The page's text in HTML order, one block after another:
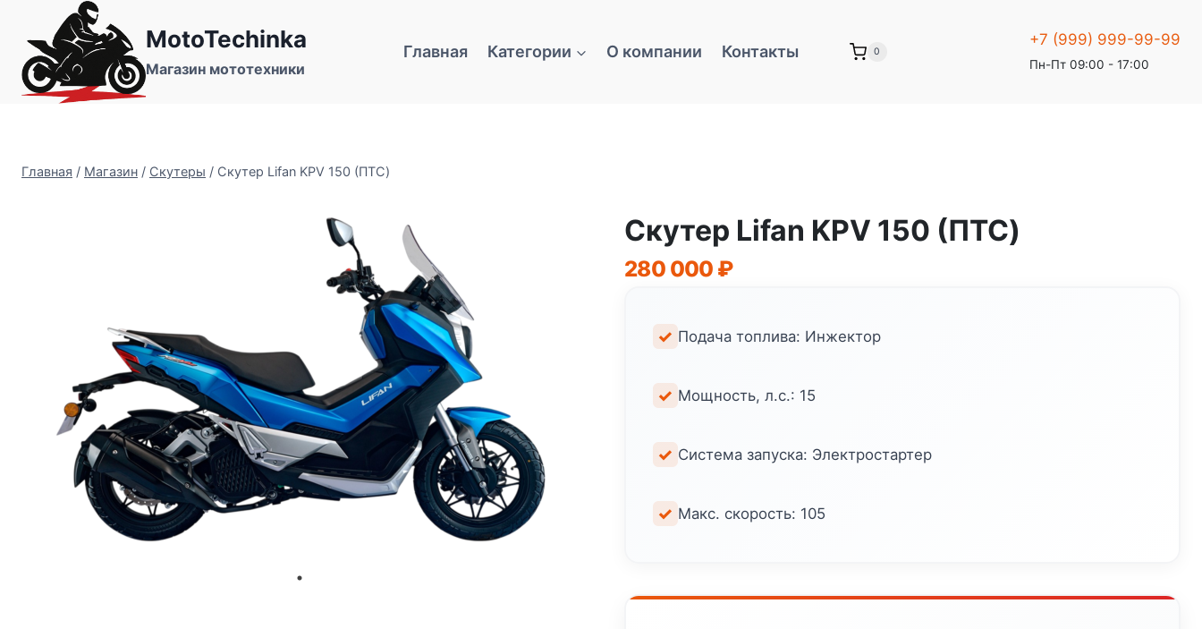
содержимому
MotoTechinka
Магазин мототехники
Главная Категории О компании Контакты 0
+7 (999) 999-99-99
Пн-Пт 09:00 - 17:00
Главная / Магазин / Скутеры / Скутер Lifan KPV 150 (ПТС)
Скутер Lifan KPV 150 (ПТС)
280 000 ₽
Подача топлива: Инжектор
Мощность, л.с.: 15
Система запуска: Электростартер
Макс. скорость: 105